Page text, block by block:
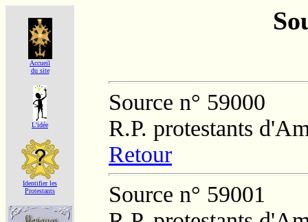
Accueil
du site
L'idée
Identifier les
Protestants
Source n° 59000
R.P. protestants
Retour
Source n° 59001